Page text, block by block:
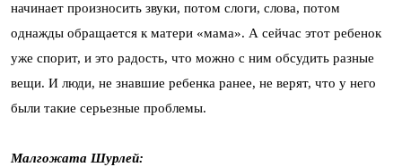
начинает произносить звуки, потом слоги, слова, потом
однажды обращается к матери «мама». А сейчас этот ребенок
уже спорит, и это радость, что можно с ним обсудить разные
вещи. И люди, не знавшие ребенка ранее, не верят, что у него
были такие серьезные проблемы.
Малгожата Шурлей: